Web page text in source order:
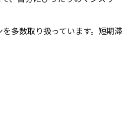
多数取り扱っています。短期滞